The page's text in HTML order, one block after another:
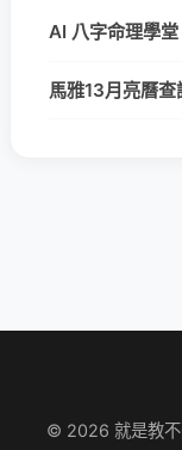
AI 八字命理學堂
馬雅13月亮曆查
© 2026 就是教不